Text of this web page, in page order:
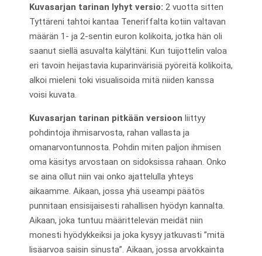
Kuvasarjan tarinan lyhyt versio: 2 vuotta sitten
Tyttäreni tahtoi kantaa Teneriffalta kotiin valtavan
määrän 1- ja 2-sentin euron kolikoita, jotka hän oli
saanut siellä asuvalta kälyltäni. Kun tuijottelin valoa
eri tavoin heijastavia kuparinvärisiä pyöreitä kolikoita,
alkoi mieleni toki visualisoida mitä niiden kanssa
voisi kuvata.
Kuvasarjan tarinan pitkään versioon liittyy
pohdintoja ihmisarvosta, rahan vallasta ja
omanarvontunnosta. Pohdin miten paljon ihmisen
oma käsitys arvostaan on sidoksissa rahaan. Onko
se aina ollut niin vai onko ajattelulla yhteys
aikaamme. Aikaan, jossa yhä useampi päätös
punnitaan ensisijaisesti rahallisen hyödyn kannalta.
Aikaan, joka tuntuu määrittelevän meidät niin
monesti hyödykkeiksi ja joka kysyy jatkuvasti ”mitä
lisäarvoa saisin sinusta”. Aikaan, jossa arvokkainta